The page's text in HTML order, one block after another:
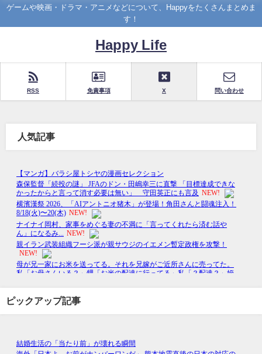
ゲームや映画・ドラマ・アニメなどについて、Happyをたくさんまとめま
す！
Happy Life
RSS 免責事項 X 問い合わせ
人気記事
ピックアップ記事